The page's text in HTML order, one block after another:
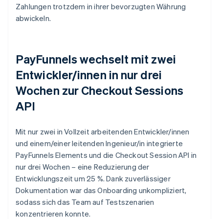
Zahlungen trotzdem in ihrer bevorzugten Währung
abwickeln.
PayFunnels wechselt mit zwei
Entwickler/innen in nur drei
Wochen zur Checkout Sessions
API
Mit nur zwei in Vollzeit arbeitenden Entwickler/innen
und einem/einer leitenden Ingenieur/in integrierte
PayFunnels Elements und die Checkout Session API in
nur drei Wochen – eine Reduzierung der
Entwicklungszeit um 25 %. Dank zuverlässiger
Dokumentation war das Onboarding unkompliziert,
sodass sich das Team auf Testszenarien
konzentrieren konnte.